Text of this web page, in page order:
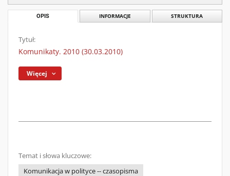
OPIS INFORMACJE STRUKTURA
Tytuł:
Komunikaty. 2010 (30.03.2010)
Więcej
Temat i słowa kluczowe:
Komunikacja w polityce -- czasopisma